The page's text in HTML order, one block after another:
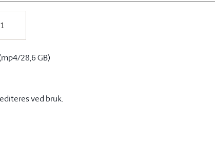
28,6 GB)
ved bruk.